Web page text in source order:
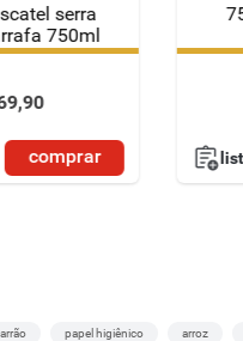
serra
750ml
Prime ou Pgto
,90
comprar
papel higiênico arroz